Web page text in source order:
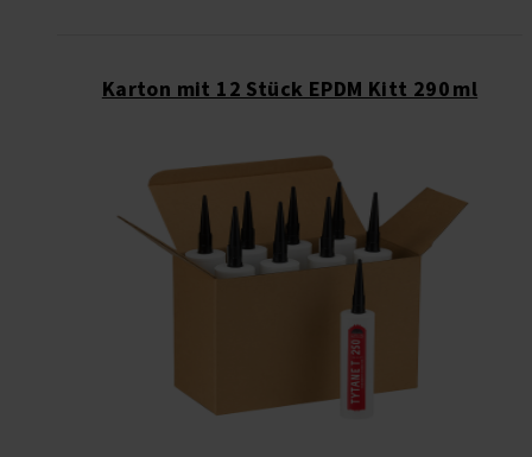
Karton mit 12 Stück EPDM Kitt 290 ml